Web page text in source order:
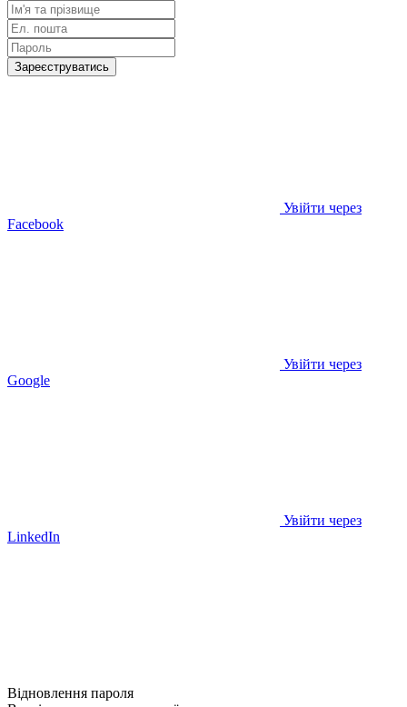
Зареєструватись
Увійти через
Facebook
Увійти через
Google
Увійти через
LinkedIn
Відновлення пароля